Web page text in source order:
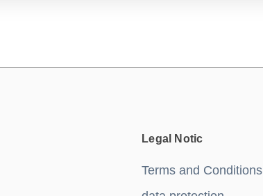
Legal Notic
Terms and Conditions